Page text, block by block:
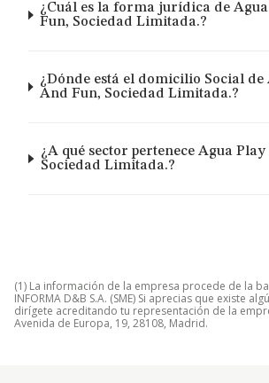
¿Cuál es la forma jurídica de
Fun, Sociedad Limitada.?
¿Dónde está el domicilio Social de
And Fun, Sociedad Limitada.?
¿A qué sector pertenece Agua
Sociedad Limitada.?
(1) La información de la empresa procede de la
INFORMA D&B S.A. (SME) Si aprecias que existe
dirígete acreditando tu representación de la
Avenida de Europa, 19, 28108, Madrid.